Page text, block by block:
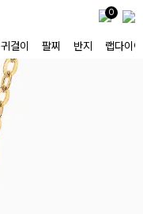
0
귀걸이 팔찌 반지 랩다이아